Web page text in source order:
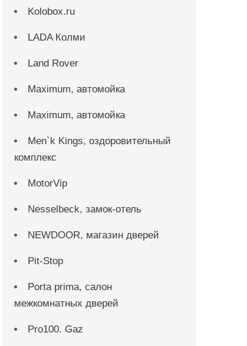
Kolobox.ru
LADA Колми
Land Rover
Maximum, автомойка
Maximum, автомойка
Men`k Kings, оздоровительный
комплекс
MotorVip
Nesselbeck, замок-отель
NEWDOOR, магазин дверей
Pit-Stop
Porta prima, салон
межкомнатных дверей
Pro100. Gaz